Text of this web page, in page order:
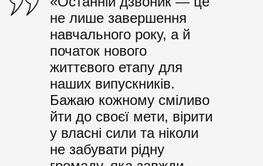
не лише завершення
навчального року, а й
початок нового
життєвого етапу для
наших випускників.
Бажаю кожному сміливо
йти до своєї мети, вірити
у власні сили та ніколи
не забувати рідну